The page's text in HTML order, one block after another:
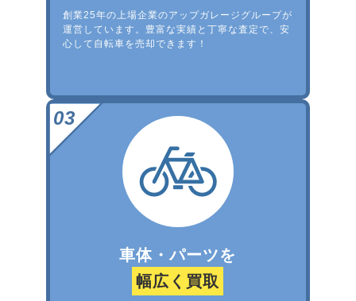
創業25年の上場企業のアップガレージグループが
運営しています。豊富な実績と丁寧な査定で、安
心して自転車を売却できます！
車体・パーツを
幅広く買取